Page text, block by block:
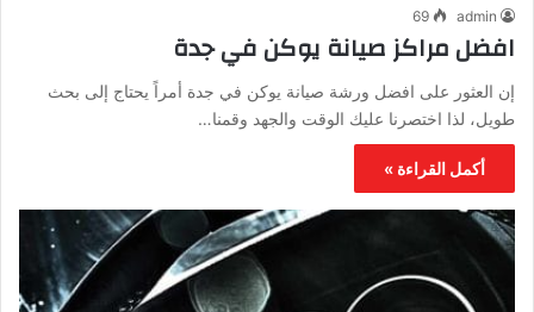
admin
69
افضل مراكز صيانة يوكن في جدة
إن العثور على افضل ورشة صيانة يوكن في جدة أمراً يحتاج إلى بحث
طويل، لذا اختصرنا عليك الوقت والجهد وقمنا…
أكمل القراءة »